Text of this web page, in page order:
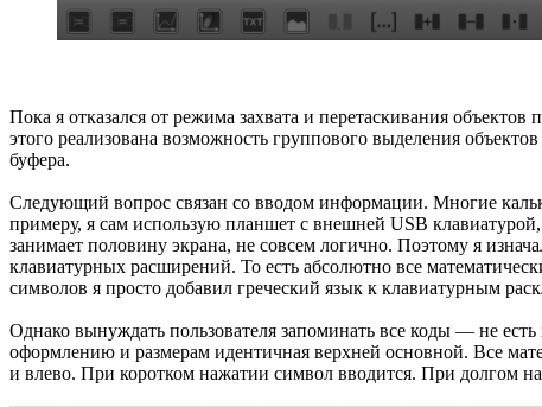
Пока я отказался от режима захвата и перетаскивания
этого реализована возможность группового выделения
буфера.
Следующий вопрос связан со вводом информации. Многие
примеру, я сам использую планшет с внешней USB
занимает половину экрана, не совсем логично. Поэтому я
клавиатурных расширений. То есть абсолютно все
символов я просто добавил греческий язык к клавиатурным
Однако вынуждать пользователя запоминать все коды — не
оформлению и размерам идентичная верхней основной. Все
и влево. При коротком нажатии символ вводится. При долгом